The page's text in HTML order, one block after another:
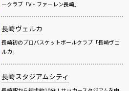
ークラブ「V・ファーレン長崎」
長崎ヴェルカ
長崎初のプロバスケットボールクラブ「長崎ヴェ
ルカ」
長崎スタジアムシティ